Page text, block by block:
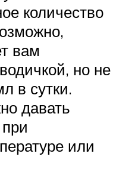
количество
вам
но не
в сутки.
давать
или